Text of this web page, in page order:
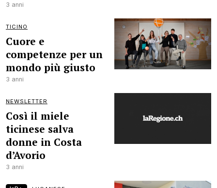
3 anni
TICINO
Cuore e
competenze per un
mondo più giusto
3 anni
NEWSLETTER
Così il miele
ticinese salva
donne in Costa
d’Avorio
3 anni